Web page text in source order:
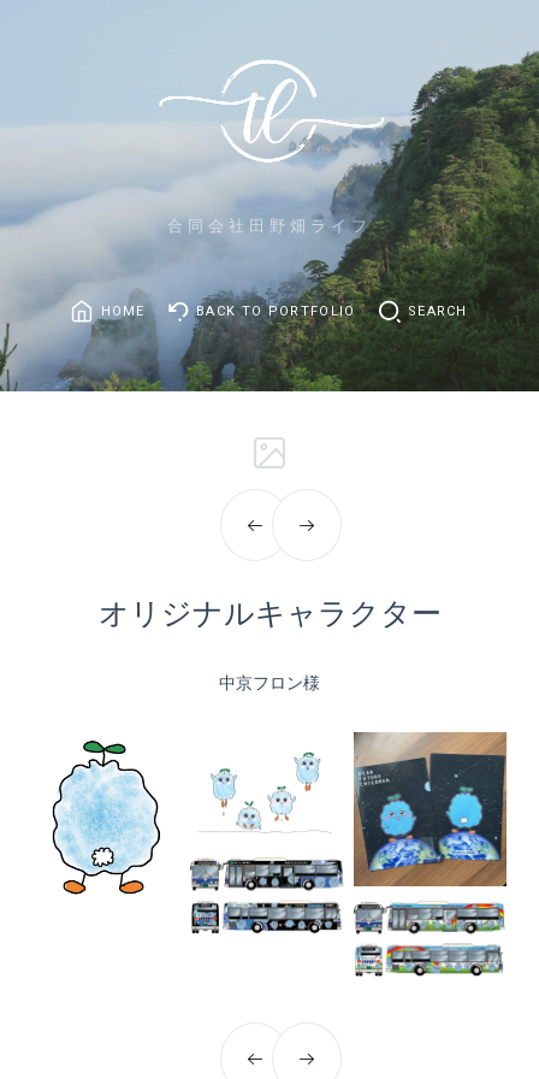
合同会社田野畑ライフ
HOME BACK TO PORTFOLIO SEARCH
オリジナルキャラクター
中京フロン様